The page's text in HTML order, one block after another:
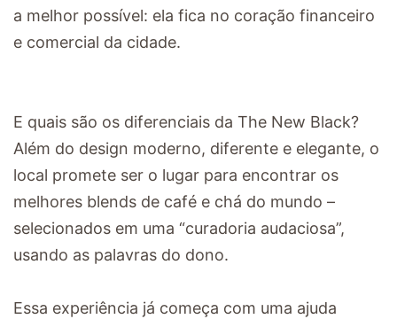
a melhor possível: ela fica no coração financeiro
e comercial da cidade.
E quais são os diferenciais da The New Black?
Além do design moderno, diferente e elegante, o
local promete ser o lugar para encontrar os
melhores blends de café e chá do mundo –
selecionados em uma “curadoria audaciosa”,
usando as palavras do dono.
Essa experiência já começa com uma ajuda